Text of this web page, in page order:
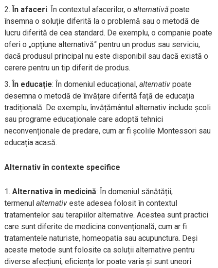
În afaceri: În contextul afacerilor, o alternativăpoate
însemna o soluție diferită la o problemă sau o metodă de
lucru diferită de cea standard. De exemplu, o companie poate
oferi o „opțiune alternativă” pentru un produs sau serviciu,
dacă produsul principal nu este disponibil sau dacă există o
cerere pentru un tip diferit de produs.
În educație: În domeniul educațional, alternativpoate
desemna o metodă de învățare diferită față de educația
tradițională. De exemplu, învățământul alternativ include școli
sau programe educaționale care adoptă tehnici
neconvenționale de predare, cum ar fi școlile Montessori sau
educația acasă.
Alternativ în contexte specifice
Alternativa în medicină: În domeniul sănătății,
termenul alternativeste adesea folosit în contextul
tratamentelor sau terapiilor alternative. Acestea sunt practici
care sunt diferite de medicina convențională, cum ar fi
tratamentele naturiste, homeopatia sau acupunctura. Deși
aceste metode sunt folosite ca soluții alternative pentru
diverse afecțiuni, eficiența lor poate varia și sunt uneori